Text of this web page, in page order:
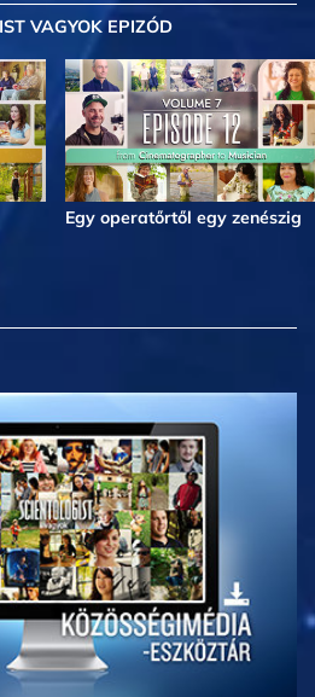
VAGYOK EPIZÓD
Egy operatőrtől egy zenészig